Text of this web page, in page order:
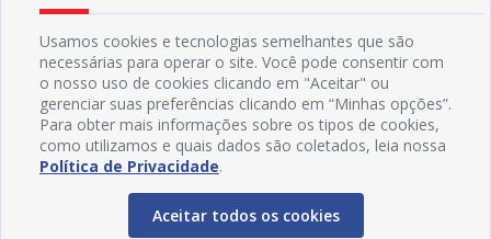
Redes Sociais
Usamos cookies e tecnologias semelhantes que são
necessárias para operar o site. Você pode consentir com
o nosso uso de cookies clicando em "Aceitar" ou
gerenciar suas preferências clicando em “Minhas opções”.
Para obter mais informações sobre os tipos de cookies,
como utilizamos e quais dados são coletados, leia nossa
Política de Privacidade.
Aceitar todos os cookies